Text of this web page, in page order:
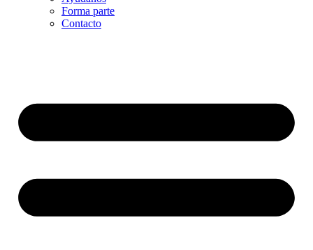
Forma parte
Contacto